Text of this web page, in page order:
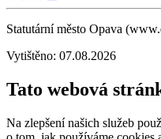
Statutární město Opava
Vytištěno: 07.08.2026
Tato webová
Na zlepšení našich služeb